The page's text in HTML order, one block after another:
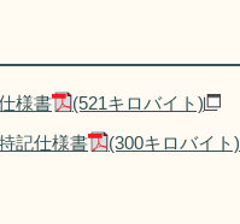
様書
(521キロバイト)
記仕様書
(300キロバイト)